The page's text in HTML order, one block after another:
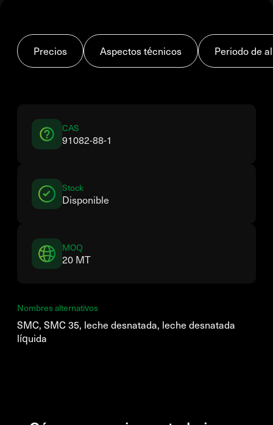
Precios Aspectos técnicos Periodo de
CAS
91082-88-1
Stock
Disponible
MOQ
20 MT
Nombres alternativos
SMC, SMC 35, leche desnatada, leche desnatada
líquida